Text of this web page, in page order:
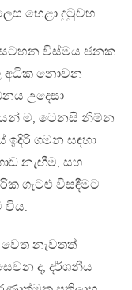
හෙළා දුටුවහ.
විස්මය ජනක
අධික නොවන
උදෙසා
ම, ටෙනසි නිම්න
ඉදිරි ගමන සඳහා
නැඟීම, සහ
ගැට‍ළු විසඳීමට
විය.
වෙත නැවතත්
ද, දර්ශනීය